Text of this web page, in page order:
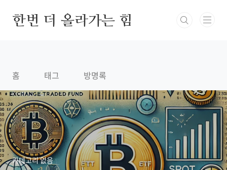
한번 더 올라가는 힘
홈 태그 방명록
카테고리 없음